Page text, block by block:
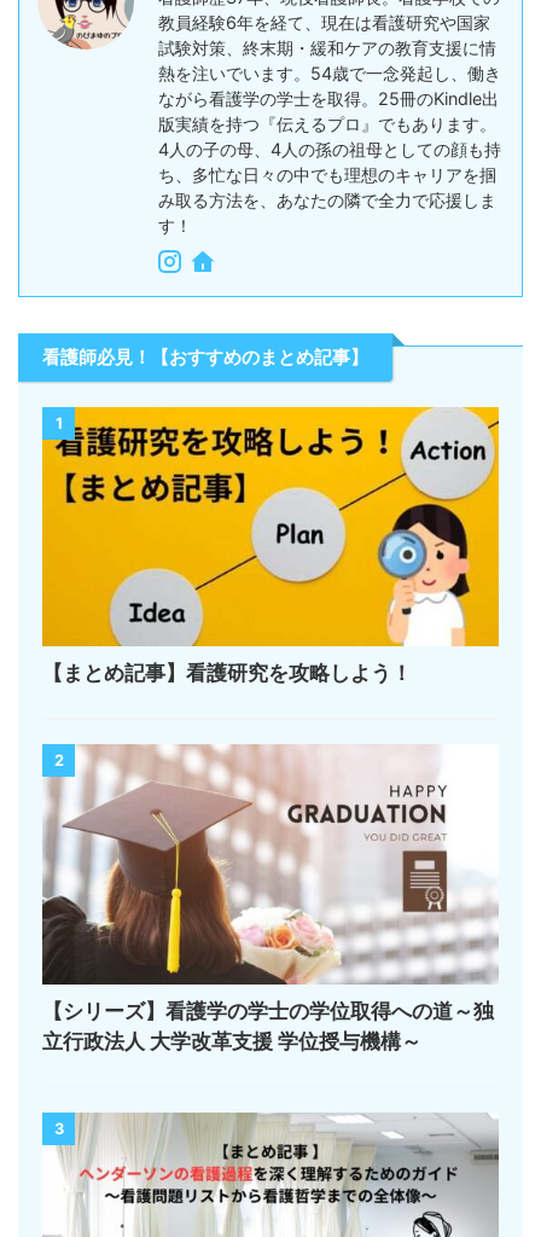
教員経験6年を経て、現在は看護研究や国家
試験対策、終末期・緩和ケアの教育支援に情
熱を注いでいます。54歳で一念発起し、働き
ながら看護学の学士を取得。25冊のKindle出
版実績を持つ『伝えるプロ』でもあります。
4人の子の母、4人の孫の祖母としての顔も持
ち、多忙な日々の中でも理想のキャリアを掴
み取る方法を、あなたの隣で全力で応援しま
す！
看護師必見！【おすすめのまとめ記事】
1
【まとめ記事】看護研究を攻略しよう！
2
【シリーズ】看護学の学士の学位取得への道～独
立行政法人 大学改革支援 学位授与機構～
3